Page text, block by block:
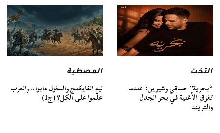
التخت
“بحرية” حماقي وشيرين: عندما
تغرق الأغنية في بحر الجدل
والتريند
المصطبة
ليه الفايكنج والمغول دابوا.. والعرب
علّموا على الكل؟ (ج1)